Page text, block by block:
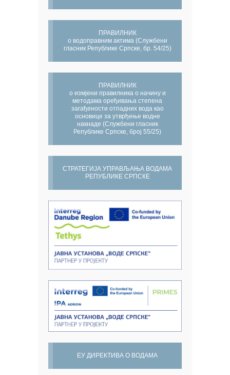
ПРАВИЛНИК
о водоправним актима (Службени
гласник Републике Српске, бр. 54/25)
ПРАВИЛНИК
о измјени правилника о начину и
методама оређивања степена
загађености отпадних вода као
основице за утврђење водне
накнаде (Службени гласник
Републике Српске, број 55/25)
СТРАТЕГИЈА УПРАВЉАЊА ВОДАМА
РЕПУБЛИКЕ СРПСКЕ
ЕУ ДИРЕКТИВА О ВОДАМА